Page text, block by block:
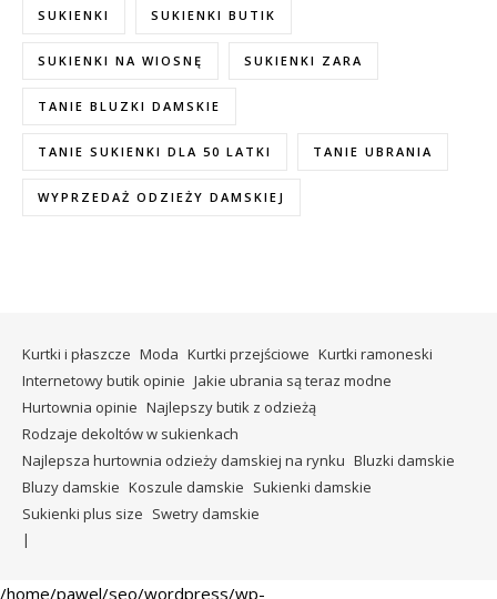
SUKIENKI SUKIENKI BUTIK
SUKIENKI NA WIOSNĘ SUKIENKI ZARA
TANIE BLUZKI DAMSKIE
TANIE SUKIENKI DLA 50 LATKI TANIE UBRANIA
WYPRZEDAŻ ODZIEŻY DAMSKIEJ
Kurtki i płaszcze Moda Kurtki przejściowe Kurtki ramoneski
Internetowy butik opinie Jakie ubrania są teraz modne
Hurtownia opinie Najlepszy butik z odzieżą
Rodzaje dekoltów w sukienkach
Najlepsza hurtownia odzieży damskiej na rynku Bluzki damskie
Bluzy damskie Koszule damskie Sukienki damskie
Sukienki plus size Swetry damskie
/home/pawel/seo/wordpress/wp-